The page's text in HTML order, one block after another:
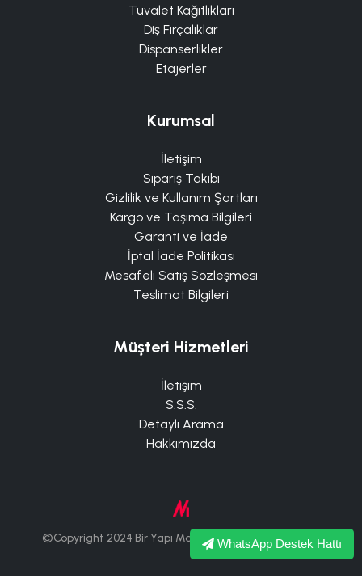
Tuvalet Kağıtlıkları
Diş Fırçalıklar
Dispanserlikler
Etajerler
Kurumsal
İletişim
Sipariş Takibi
Gizlilik ve Kullanım Şartları
Kargo ve Taşıma Bilgileri
Garanti ve İade
İptal İade Politikası
Mesafeli Satış Sözleşmesi
Teslimat Bilgileri
Müşteri Hizmetleri
İletişim
S.S.S.
Detaylı Arama
Hakkımızda
©Copyright 2024 Bir Yapı Market Tüm Hakları Saklıdır.
WhatsApp Destek Hattı